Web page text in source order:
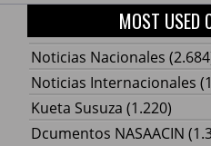
MOST USED
Noticias Nacionales
Noticias Internacionales
Kueta Susuza (1.220)
Dcumentos NASAACIN